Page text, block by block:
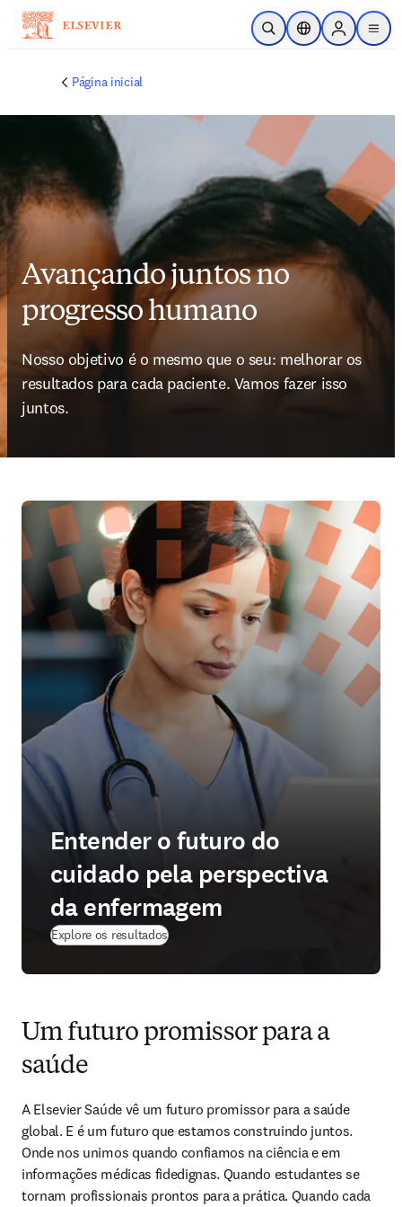
Ir para o conteúdo principal
Pesquisa aberta
Seletor deSign in to
menu
Página inicial
Avançando juntos no
progresso humano
Nosso objetivo é o mesmo que o seu: melhorar os
resultados para cada paciente. Vamos fazer isso
juntos.
Entender o futuro do
cuidado pela perspectiva
da enfermagem
Explore os resultados
Um futuro promissor para a
saúde
A Elsevier Saúde vê um futuro promissor para a saúde
global. E é um futuro que estamos construindo juntos.
Onde nos unimos quando confiamos na ciência e em
informações médicas fidedignas. Quando estudantes se
tornam profissionais prontos para a prática. Quando cada